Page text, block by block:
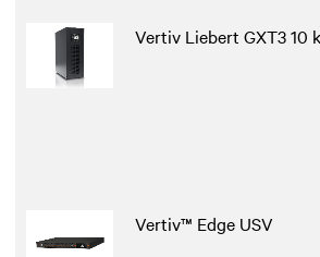
Vertiv Liebert GXT3 10
Vertiv™ Edge USV